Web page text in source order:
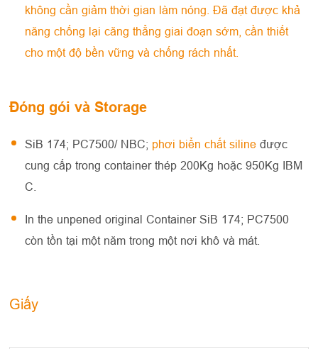
không cần giảm thời gian làm nóng. Đã đạt được khả
năng chống lại căng thẳng giai đoạn sớm, cần thiết
cho một độ bền vững và chống rách nhất.
Đóng gói và Storage
SiB 174; PC7500/ NBC; phơi biển chất silineđược
cung cấp trong container thép 200Kg hoặc 950Kg IBM
C.
In the unpened original Container SiB 174; PC7500
còn tồn tại một năm trong một nơi khô và mát.
Giấy